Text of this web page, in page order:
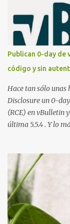
ética como para
comprometer
de Hackers, que
publicado en The
mano". El cliente
el servicio y la
demandado cumple
Publican 0-day de
código y sin
Hace tan sólo
Disclosure un 0-
(RCE) en vBulletin
última 5.5.4 . Y lo
parámetros en la
comprobaciones
cualquier atacante
remota en el
#!/usr/bin/python #
This should work